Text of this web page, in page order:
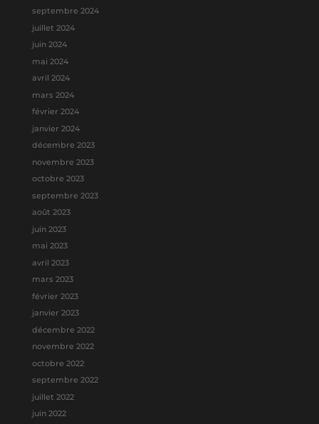
septembre 2024
juillet 2024
juin 2024
mai 2024
avril 2024
mars 2024
février 2024
janvier 2024
décembre 2023
novembre 2023
octobre 2023
septembre 2023
août 2023
juin 2023
mai 2023
avril 2023
mars 2023
février 2023
janvier 2023
décembre 2022
novembre 2022
octobre 2022
septembre 2022
juillet 2022
juin 2022